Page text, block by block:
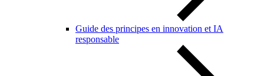
Guide des principes en innovation et IA
responsable